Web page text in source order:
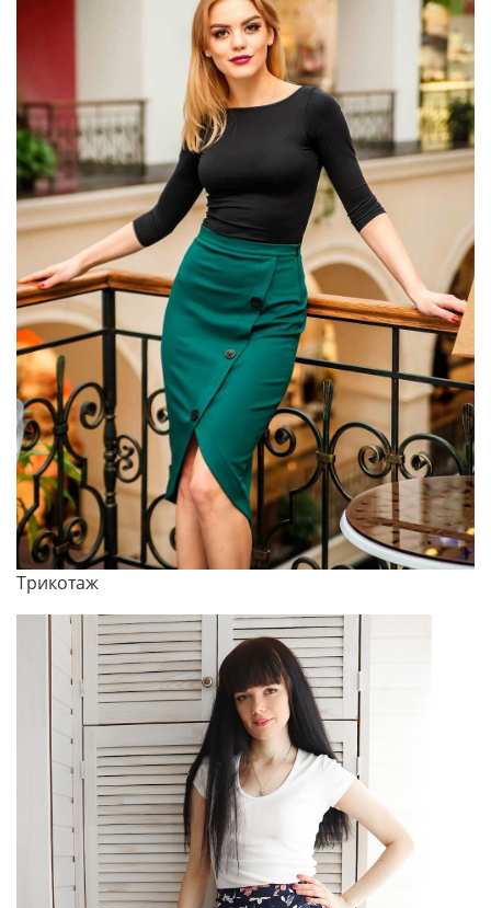
Трикотаж